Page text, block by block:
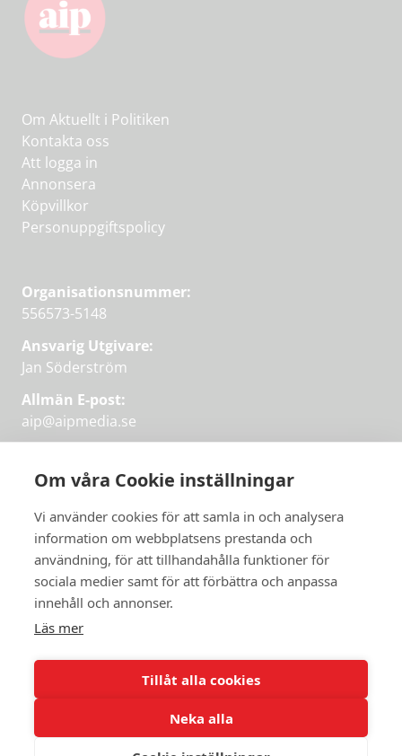
Om våra Cookie inställningar
Vi använder cookies för att samla in och analysera
information om webbplatsens prestanda och
användning, för att tillhandahålla funktioner för
sociala medier samt för att förbättra och anpassa
innehåll och annonser.
Läs mer
Tillåt alla cookies
Neka alla
första månaden
gratis.
PRENUMERERA
Om Aktuellt i Politiken
Kontakta oss
Att logga in
Annonsera
Köpvillkor
Personuppgiftspolicy
Organisationsnummer:
556573-5148
Ansvarig Utgivare:
Jan Söderström
Allmän E-post:
aip@aipmedia.se
aip@flowyinfo.seeller 08-1210 60 40.
Instagram
LinkedIn
Twitter
Facebook
Få veckans bästa
artiklar på mejlen
PRENUMERERA